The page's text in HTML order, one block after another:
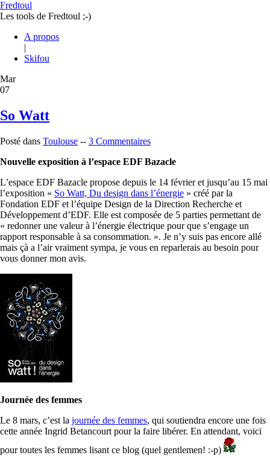
Fredtoul
Les tools de Fredtoul ;-)
A propos
|
Skifou
Mar
07
So Watt
Posté dans Toulouse -- 3 Commentaires
Nouvelle exposition à l’espace EDF Bazacle
L’espace EDF Bazacle propose depuis le 14 février et jusqu’au 15 mai
l’exposition « So Watt, Du design dans l’énergie » créé par la
Fondation EDF et l’équipe Design de la Direction Recherche et
Développement d’EDF. Elle est composée de 5 parties permettant de
« redonner une valeur à l’énergie électrique pour que s’engage un
rapport responsable à sa consommation. ». Je n’y suis pas encore allé
mais çà a l’air vraiment sympa, je vous en reparlerais au besoin pour
vous donner mon avis.
Journée des femmes
Le 8 mars, c’est la journée des femmes, qui soutiendra encore une fois
cette année Ingrid Betancourt pour la faire libérer. En attendant, voici
pour toutes les femmes lisant ce blog (quel gentlemen! :-p)